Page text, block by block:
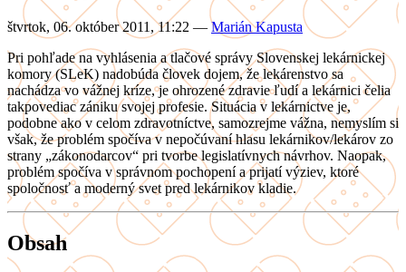
štvrtok, 06. október 2011, 11:22 — Marián Kapusta
Pri pohľade na vyhlásenia a tlačové správy Slovenskej lekárnickej
komory (SLeK) nadobúda človek dojem, že lekárenstvo sa
nachádza vo vážnej kríze, je ohrozené zdravie ľudí a lekárnici čelia
takpovediac zániku svojej profesie. Situácia v lekárnictve je,
podobne ako v celom zdravotníctve, samozrejme vážna, nemyslím si
však, že problém spočíva v nepočúvaní hlasu lekárnikov/lekárov zo
strany „zákonodarcov“ pri tvorbe legislatívnych návrhov. Naopak,
problém spočíva v správnom pochopení a prijatí výziev, ktoré
spoločnosť a moderný svet pred lekárnikov kladie.
Obsah